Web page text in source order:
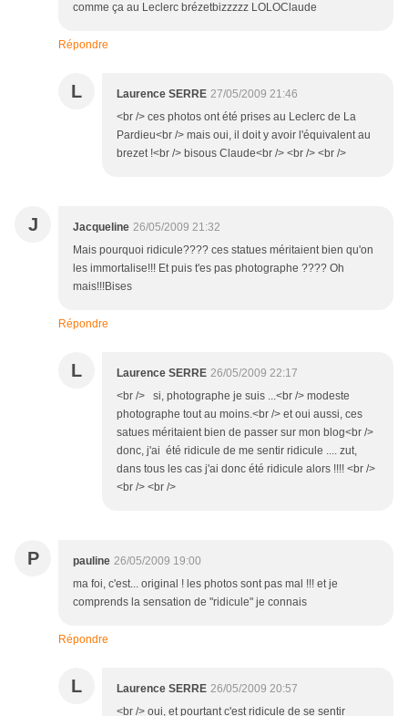
comme ça au Leclerc brézetbizzzzz LOLOClaude
Répondre
L Laurence SERRE 27/05/2009 21:46
<br /> ces photos ont été prises au Leclerc de La
Pardieu<br /> mais oui, il doit y avoir l'équivalent au
brezet !<br /> bisous Claude<br /> <br /> <br />
J Jacqueline 26/05/2009 21:32
Mais pourquoi ridicule???? ces statues méritaient bien qu'on
les immortalise!!! Et puis t'es pas photographe ???? Oh
mais!!!Bises
Répondre
L Laurence SERRE 26/05/2009 22:17
<br /> si, photographe je suis ...<br /> modeste
photographe tout au moins.<br /> et oui aussi, ces
satues méritaient bien de passer sur mon blog<br />
donc, j'ai été ridicule de me sentir ridicule .... zut,
dans tous les cas j'ai donc été ridicule alors !!!! <br />
<br /> <br />
P pauline 26/05/2009 19:00
ma foi, c'est... original ! les photos sont pas mal !!! et je
comprends la sensation de "ridicule" je connais
Répondre
L Laurence SERRE 26/05/2009 20:57
<br /> oui, et pourtant c'est ridicule de se sentir